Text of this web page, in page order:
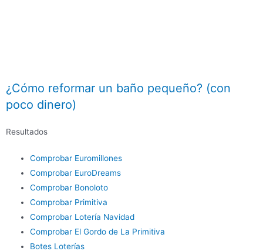
¿Cómo reformar un baño pequeño? (con
poco dinero)
Resultados
Comprobar Euromillones
Comprobar EuroDreams
Comprobar Bonoloto
Comprobar Primitiva
Comprobar Lotería Navidad
Comprobar El Gordo de La Primitiva
Botes Loterías